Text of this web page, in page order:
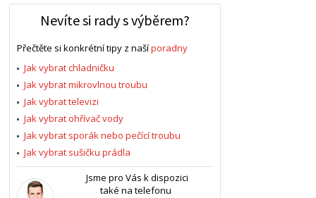
Nevíte si rady s výběrem?
Přečtěte si konkrétní tipy z našíporadny
Jak vybrat chladničku
Jak vybrat mikrovlnou troubu
Jak vybrat televizi
Jak vybrat ohřívač vody
Jak vybrat sporák nebo pečící troubu
Jak vybrat sušičku prádla
Jsme pro Vás k dispozici
také na telefonu